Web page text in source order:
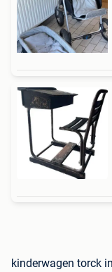
kinderwagen torck